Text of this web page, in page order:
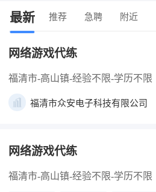
最新 推荐 急聘 附近
网络游戏代练
福清市-高山镇-经验不限-学历不限
福清市众安电子科技有限公司
网络游戏代练
福清市-高山镇-经验不限-学历不限